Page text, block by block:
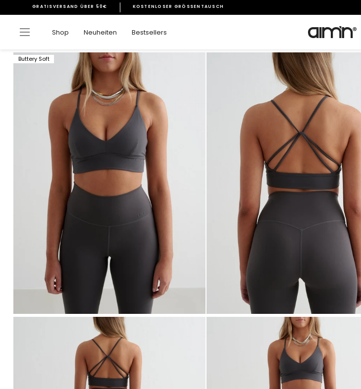
zum
Diashow
GRATISVERSAND ÜBER 50€ KOSTENLOSER GRÖSSENTAUSCH
Seitennavigation
Shop Neuheiten Bestsellers
Buttery Soft